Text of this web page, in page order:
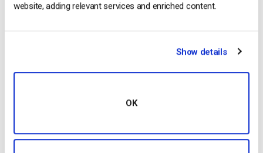
website, adding relevant services and enriched content.
Show details
OK
No credit card required